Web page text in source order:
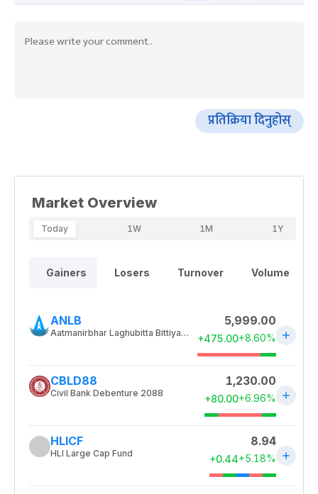
प्रतिक्रिया दिनुहोस्